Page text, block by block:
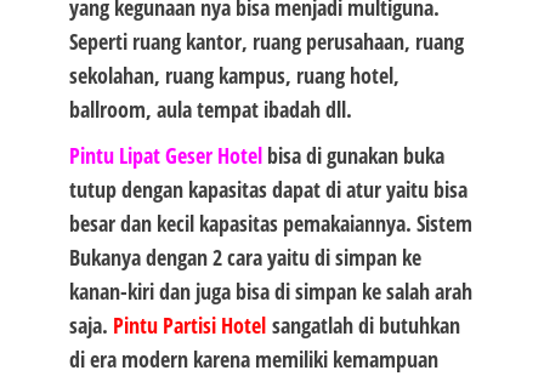
yang kegunaan nya bisa menjadi multiguna.
Seperti ruang kantor, ruang perusahaan, ruang
sekolahan, ruang kampus, ruang hotel,
ballroom, aula tempat ibadah dll.
Pintu Lipat Geser Hotelbisa di gunakan buka
tutup dengan kapasitas dapat di atur yaitu bisa
besar dan kecil kapasitas pemakaiannya. Sistem
Bukanya dengan 2 cara yaitu di simpan ke
kanan-kiri dan juga bisa di simpan ke salah arah
saja. Pintu Partisi Hotelsangatlah di butuhkan
di era modern karena memiliki kemampuan